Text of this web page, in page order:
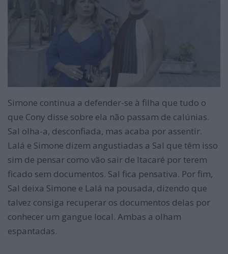
Simone continua a defender-se à filha que tudo o
que Cony disse sobre ela não passam de calúnias.
Sal olha-a, desconfiada, mas acaba por assentir.
Lalá e Simone dizem angustiadas a Sal que têm isso
sim de pensar como vão sair de Itacaré por terem
ficado sem documentos. Sal fica pensativa. Por fim,
Sal deixa Simone e Lalá na pousada, dizendo que
talvez consiga recuperar os documentos delas por
conhecer um gangue local. Ambas a olham
espantadas.